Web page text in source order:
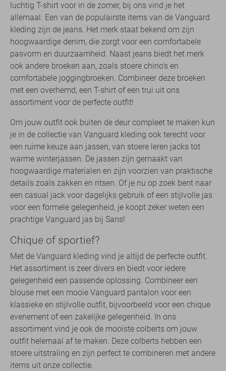
luchtig T-shirt voor in de zomer, bij ons vind je het
allemaal. Een van de populairste items van de Vanguard
kleding zijn de jeans. Het merk staat bekend om zijn
hoogwaardige denim, die zorgt voor een comfortabele
pasvorm en duurzaamheid. Naast jeans biedt het merk
ook andere broeken aan, zoals stoere chino's en
comfortabele joggingbroeken. Combineer deze broeken
met een overhemd, een T-shirt of een trui uit ons
assortiment voor de perfecte outfit!
Om jouw outfit ook buiten de deur compleet te maken kun
je in de collectie van Vanguard kleding ook terecht voor
een ruime keuze aan jassen, van stoere leren jacks tot
warme winterjassen. De jassen zijn gemaakt van
hoogwaardige materialen en zijn voorzien van praktische
details zoals zakken en ritsen. Of je nu op zoek bent naar
een casual jack voor dagelijks gebruik of een stijlvolle jas
voor een formele gelegenheid, je koopt zeker weten een
prachtige Vanguard jas bij Sans!
Chique of sportief?
Met de Vanguard kleding vind je altijd de perfecte outfit.
Het assortiment is zeer divers en biedt voor iedere
gelegenheid een passende oplossing. Combineer een
blouse met een mooie Vanguard pantalon voor een
klassieke en stijlvolle outfit, bijvoorbeeld voor een chique
evenement of een zakelijke gelegenheid. In ons
assortiment vind je ook de mooiste colberts om jouw
outfit helemaal af te maken. Deze colberts hebben een
stoere uitstraling en zijn perfect te combineren met andere
items uit onze collectie.